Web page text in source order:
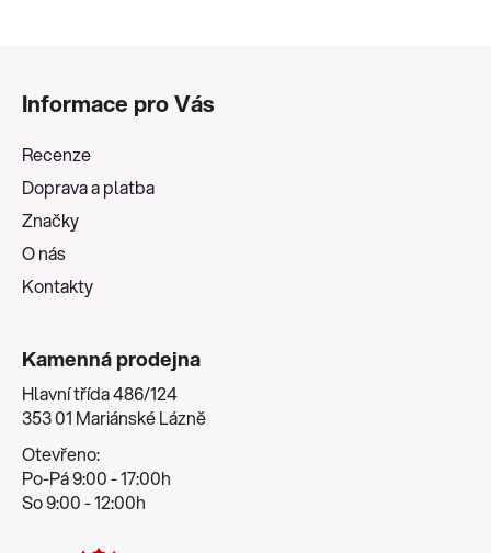
Informace pro Vás
Recenze
Doprava a platba
Značky
O nás
Kontakty
Kamenná prodejna
Hlavní třída 486/124
353 01 Mariánské Lázně
Otevřeno:
Po-Pá 9:00 - 17:00h
So 9:00 - 12:00h